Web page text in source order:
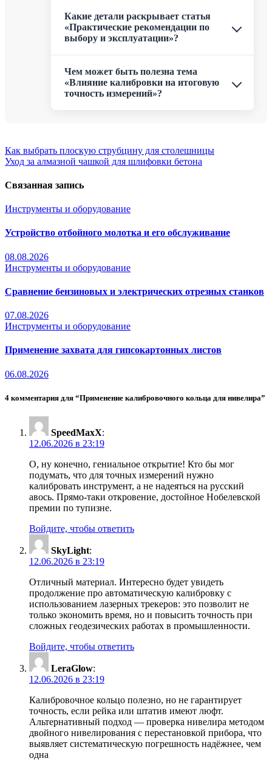
Какие детали раскрывает статья
«Практические рекомендации по
выбору и эксплуатации»?
Чем может быть полезна тема
«Влияние калибровки на итоговую
точность измерений»?
Навигация
по
записям
Как выбрать плоскую струбцину для столешницы
Уход за алмазной чашкой для шлифовки бетона
Связанная запись
Инструменты и оборудование
Устройство отбойного молотка и его обслуживание
08.08.2026
Инструменты и оборудование
Сравнение бензиновых и электрических отрезных станков
07.08.2026
Инструменты и оборудование
Применение захвата для гипсокартонных листов
06.08.2026
4 комментария для “Применение калибровочного кольца для нивелира”
SpeedMaxX:
12.06.2026 в 23:19
О, ну конечно, гениальное открытие! Кто бы мог
подумать, что для точных измерений нужно
калибровать инструмент, а не надеяться на русский
авось. Прямо-таки откровение, достойное Нобелевской
премии по тупизне.
Войдите, чтобы ответить
SkyLight:
12.06.2026 в 23:19
Отличный материал. Интересно будет увидеть
продолжение про автоматическую калибровку с
использованием лазерных трекеров: это позволит не
только экономить время, но и повысить точность при
сложных геодезических работах в промышленности.
Войдите, чтобы ответить
LeraGlow:
12.06.2026 в 23:19
Калибровочное кольцо полезно, но не гарантирует
точность, если рейка или штатив имеют люфт.
Альтернативный подход — проверка нивелира методом
двойного нивелирования с перестановкой прибора, что
выявляет систематическую погрешность надёжнее, чем
одна